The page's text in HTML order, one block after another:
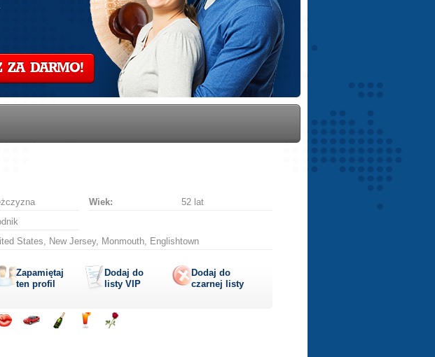
ZA DARMO!
Wiek:
52 lat
States, New Jersey, Monmouth, Englishtown
Zapamiętaj
ten profil
Dodaj do
listy VIP
Dodaj do
czarnej listy